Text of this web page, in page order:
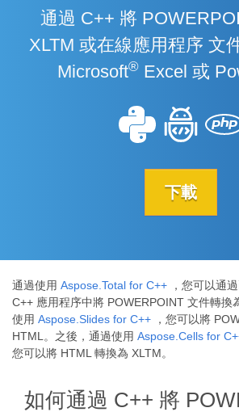
通過 C++ 將
XLTM 或在線應用程序 文
Microsoft®Excel 或
下載
通過使用 Aspose.Total for C++ ，您可以通
C++ 應用程序中將 POWERPOINT 文件轉換
使用 Aspose.Slides for C++ ，您可以將
HTML。之後，通過使用 Aspose.Cells for
您可以將 HTML 轉換為 XLTM。
如何通過 C++ 將